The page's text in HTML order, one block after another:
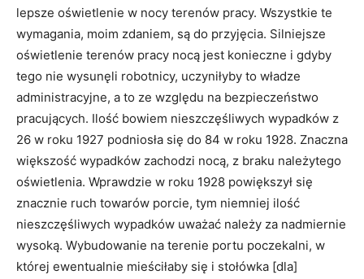
lepsze oświetlenie w nocy terenów pracy. Wszystkie te
wymagania, moim zdaniem, są do przyjęcia. Silniejsze
oświetlenie terenów pracy nocą jest konieczne i gdyby
tego nie wysunęli robotnicy, uczyniłyby to władze
administracyjne, a to ze względu na bezpieczeństwo
pracują­cych. Ilość bowiem nieszczęśliwych wypadków z
26 w roku 1927 podniosła się do 84 w roku 1928. Znaczna
więk­szość wypadków zachodzi nocą, z braku należytego
oświetlenia. Wprawdzie w roku 1928 powiększył się
znacznie ruch towarów porcie, tym niemniej ilość
nieszczęśliwych wypadków uważać należy za nadmiernie
wysoką. Wybu­dowanie na terenie portu poczekalni, w
której ewentualnie mieściłaby się i stołówka [dla]